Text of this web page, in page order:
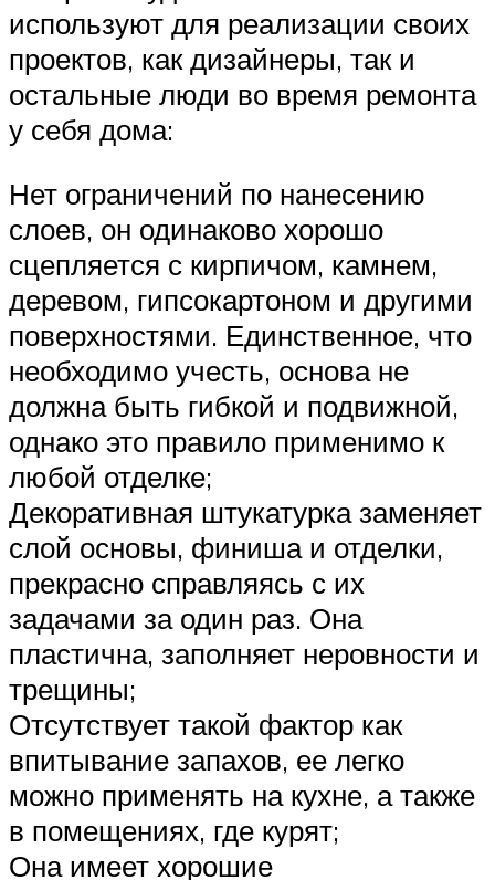
используют для реализации своих
проектов, как дизайнеры, так и
остальные люди во время ремонта
у себя дома:
Нет ограничений по нанесению
слоев, он одинаково хорошо
сцепляется с кирпичом, камнем,
деревом, гипсокартоном и другими
поверхностями. Единственное, что
необходимо учесть, основа не
должна быть гибкой и подвижной,
однако это правило применимо к
любой отделке;
Декоративная штукатурка заменяет
слой основы, финиша и отделки,
прекрасно справляясь с их
задачами за один раз. Она
пластична, заполняет неровности и
трещины;
Отсутствует такой фактор как
впитывание запахов, ее легко
можно применять на кухне, а также
в помещениях, где курят;
Она имеет хорошие